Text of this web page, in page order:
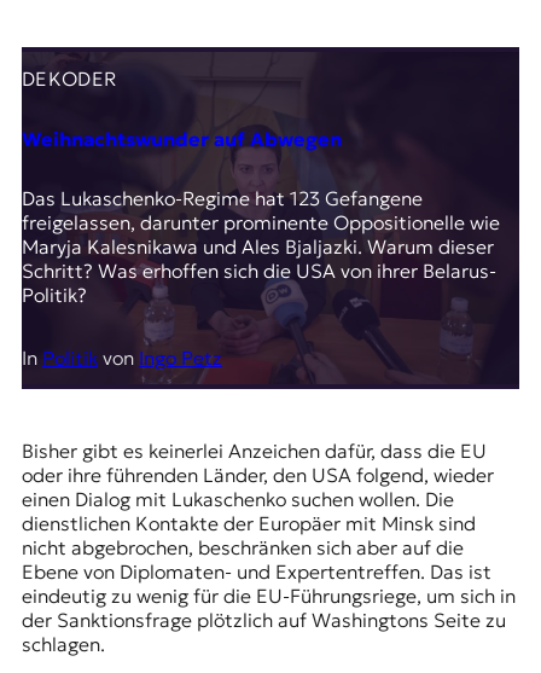
DEKODER
Weihnachtswunder auf Abwegen
Das Lukaschenko-Regime hat 123 Gefangene
freigelassen, darunter prominente Oppositionelle wie
Maryja Kalesnikawa und Ales Bjaljazki. Warum dieser
Schritt? Was erhoffen sich die USA von ihrer Belarus-
Politik?
In Politikvon Ingo Petz
Bisher gibt es keinerlei Anzeichen dafür, dass die EU
oder ihre führenden Länder, den USA folgend, wieder
einen Dialog mit Lukaschenko suchen wollen. Die
dienstlichen Kontakte der Europäer mit Minsk sind
nicht abgebrochen, beschränken sich aber auf die
Ebene von Diplomaten- und Expertentreffen. Das ist
eindeutig zu wenig für die EU-Führungsriege, um sich in
der Sanktionsfrage plötzlich auf Washingtons Seite zu
schlagen.